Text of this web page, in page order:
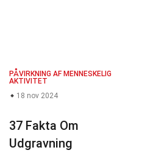
PÅVIRKNING AF MENNESKELIG
AKTIVITET
18 nov 2024
37 Fakta Om
Udgravning